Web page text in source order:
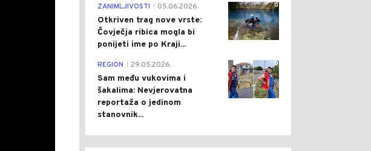
0
ZANIMLJIVOSTI 05.06.2026.
Otkriven trag nove vrste:
Čovječja ribica mogla bi
ponijeti ime po Kraji...
0
REGION 29.05.2026.
Sam među vukovima i
šakalima: Nevjerovatna
reportaža o jedinom
stanovnik...